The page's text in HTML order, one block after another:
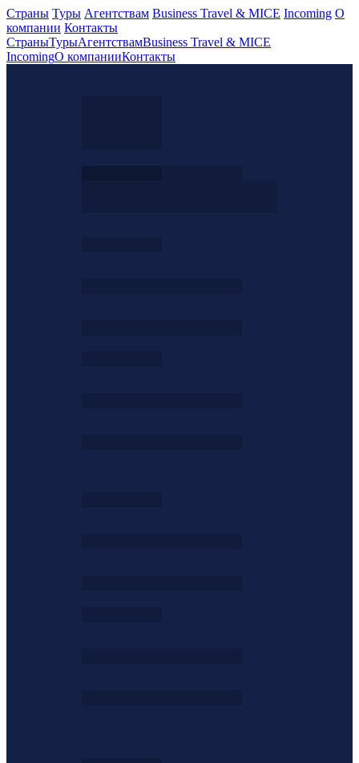
Страны Туры Агентствам Business Travel & MICE Incoming О
компании Контакты
СтраныТурыАгентствамBusiness Travel & MICE
IncomingО компанииКонтакты